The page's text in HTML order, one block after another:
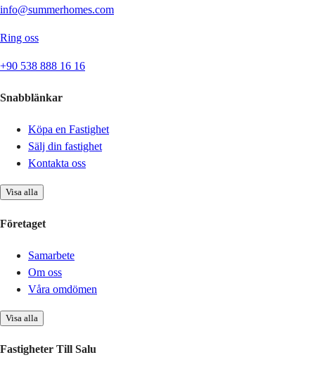
info@summerhomes.com
Ring oss
+90 538 888 16 16
Snabblänkar
Köpa en Fastighet
Sälj din fastighet
Kontakta oss
Visa alla
Företaget
Samarbete
Om oss
Våra omdömen
Visa alla
Fastigheter Till Salu